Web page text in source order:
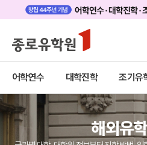
어학연수 대학진학 조기유
로그인 회원가입
어학연수
대학진학
조기/캠프
프로그램
미국
캐나다
영국
호주
뉴질랜드
해외유